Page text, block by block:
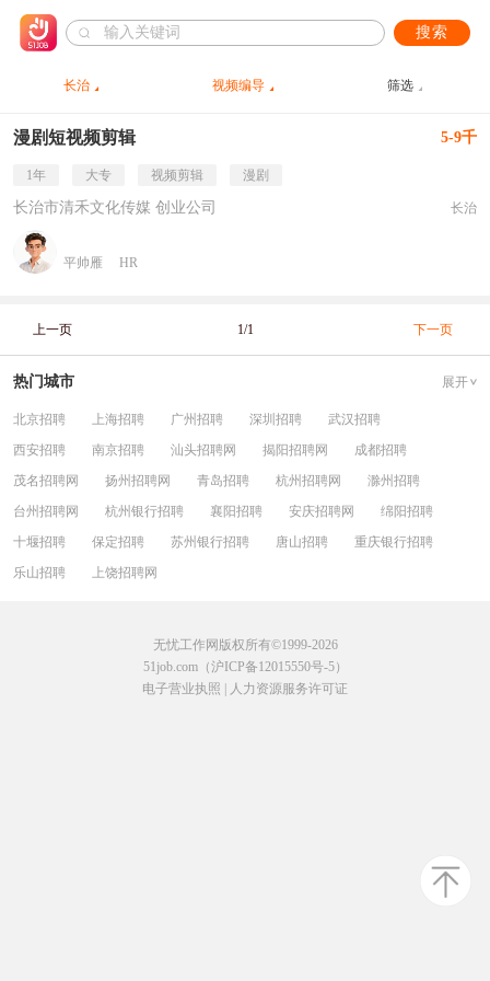
搜索
长治 视频编导 筛选
漫剧短视频剪辑 5-9千
1年 大专 视频剪辑 漫剧
长治市清禾文化传媒 创业公司 长治
平帅雁 HR
上一页 1/1 下一页
热门城市 展开
北京招聘 上海招聘 广州招聘 深圳招聘
武汉招聘
西安招聘
南京招聘 汕头招聘网 揭阳招聘网
成都招聘
茂名招聘网
扬州招聘网 青岛招聘 杭州招聘网
滁州招聘
台州招聘网
杭州银行招聘 襄阳招聘 安庆招聘网
绵阳招聘
十堰招聘
保定招聘 苏州银行招聘 唐山招聘
重庆银行招聘
乐山招聘
上饶招聘网
无忧工作网版权所有©1999-2026
51job.com（沪ICP备12015550号-5）
电子营业执照
人力资源服务许可证